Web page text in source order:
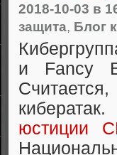
2018-10-03 в
защита, Блог
и Fancy
юстиции